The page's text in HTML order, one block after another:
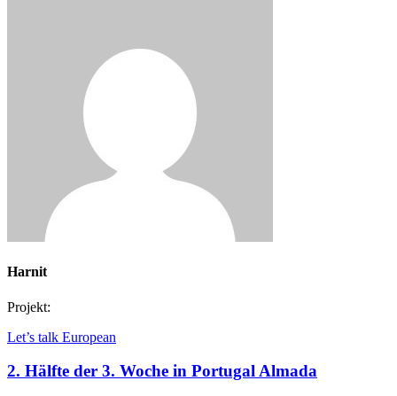
Harnit
Projekt:
Let’s talk European
2. Hälfte der 3. Woche in Portugal Almada